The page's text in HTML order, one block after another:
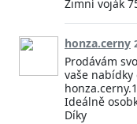
Zimní voják
honza.cerny
Prodávám
vaše
Ideálně
Díky